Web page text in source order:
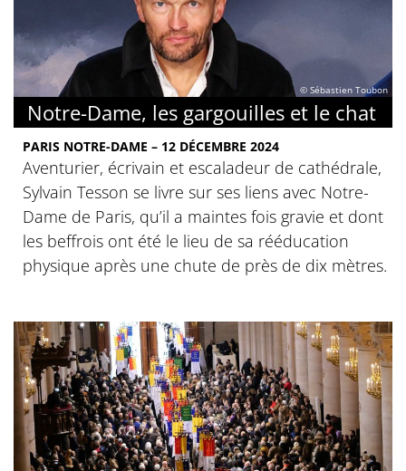
© Sébastien Toubon
Notre-Dame, les gargouilles et le chat
PARIS NOTRE-DAME – 12 DÉCEMBRE 2024
Aventurier, écrivain et escaladeur de cathédrale,
Sylvain Tesson se livre sur ses liens avec Notre-
Dame de Paris, qu’il a maintes fois gravie et dont
les beffrois ont été le lieu de sa rééducation
physique après une chute de près de dix mètres.